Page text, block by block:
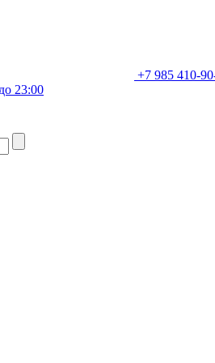
+7 985 410-
23:00